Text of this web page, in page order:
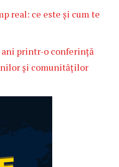
real: ce este și cum te
ani printr-o conferință
și comunităților